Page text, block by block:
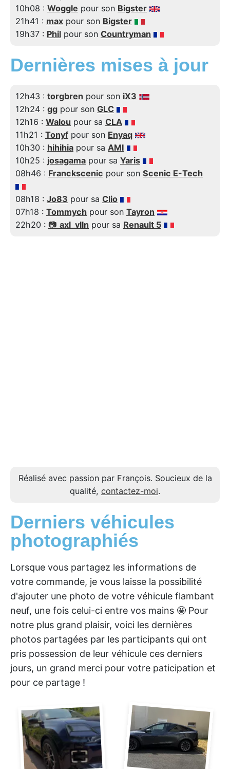
10h08 : Woggle pour son Bigster
21h41 : max pour son Bigster
19h37 : Phil pour son Countryman
Dernières mises à jour
12h43 : torgbren pour son iX3
12h24 : gg pour son GLC
12h16 : Walou pour sa CLA
11h21 : Tonyf pour son Enyaq
10h30 : hihihia pour sa AMI
10h25 : josagama pour sa Yaris
08h46 : Franckscenic pour son Scenic E-Tech
08h18 : Jo83 pour sa Clio
07h18 : Tommych pour son Tayron
22h20 : 📷 axl_vlln pour sa Renault 5
Réalisé avec passion par François. Soucieux de la
qualité, contactez-moi.
Derniers véhicules
photographiés
Lorsque vous partagez les informations de
votre commande, je vous laisse la possibilité
d'ajouter une photo de votre véhicule flambant
neuf, une fois celui-ci entre vos mains 🤩 Pour
notre plus grand plaisir, voici les dernières
photos partagées par les participants qui ont
pris possession de leur véhicule ces derniers
jours, un grand merci pour votre paticipation et
pour ce partage !